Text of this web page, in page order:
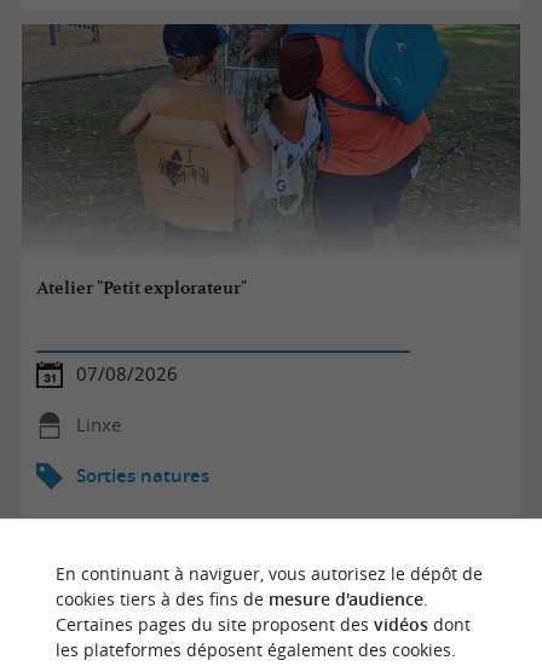
Atelier "Petit explorateur"
07/08/2026
Linxe
Sorties natures
En continuant à naviguer, vous autorisez le dépôt de
cookies tiers à des fins de mesure d'audience.
Certaines pages du site proposent des vidéosdont
les plateformes déposent également des cookies.